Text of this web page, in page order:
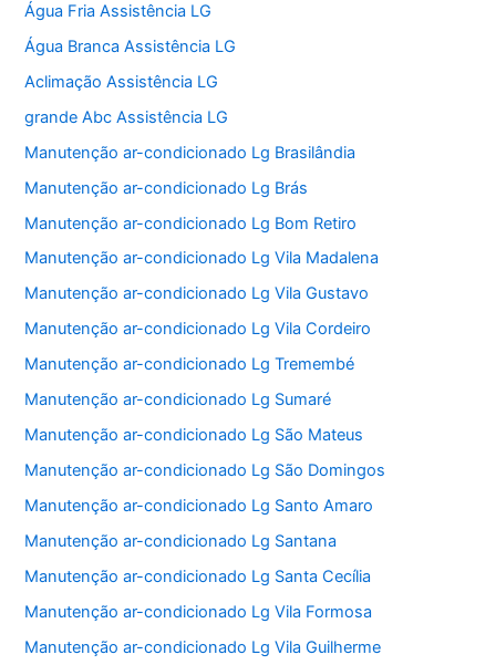
Água Fria Assistência LG
Água Branca Assistência LG
Aclimação Assistência LG
grande Abc Assistência LG
Manutenção ar-condicionado Lg Brasilândia
Manutenção ar-condicionado Lg Brás
Manutenção ar-condicionado Lg Bom Retiro
Manutenção ar-condicionado Lg Vila Madalena
Manutenção ar-condicionado Lg Vila Gustavo
Manutenção ar-condicionado Lg Vila Cordeiro
Manutenção ar-condicionado Lg Tremembé
Manutenção ar-condicionado Lg Sumaré
Manutenção ar-condicionado Lg São Mateus
Manutenção ar-condicionado Lg São Domingos
Manutenção ar-condicionado Lg Santo Amaro
Manutenção ar-condicionado Lg Santana
Manutenção ar-condicionado Lg Santa Cecília
Manutenção ar-condicionado Lg Vila Formosa
Manutenção ar-condicionado Lg Vila Guilherme